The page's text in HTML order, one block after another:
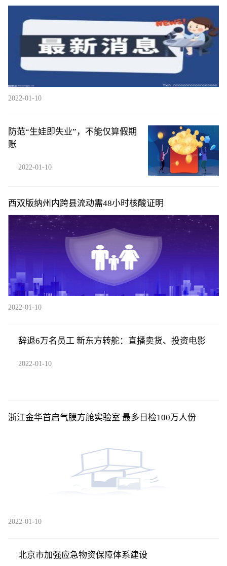
2022-01-10
防范“生娃即失业”，不能仅算假期
账
2022-01-10
西双版纳州内跨县流动需48小时核酸证明
2022-01-10
辞退6万名员工 新东方转舵：直播卖货、投资电影
2022-01-10
浙江金华首启气膜方舱实验室 最多日检100万人份
2022-01-10
北京市加强应急物资保障体系建设